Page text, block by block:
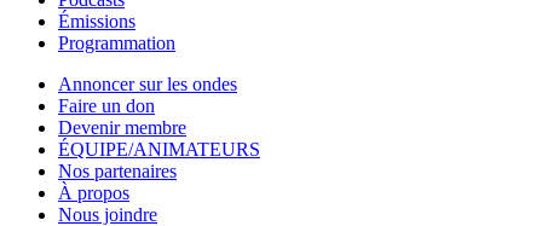
Émissions
Programmation
Annoncer sur les ondes
Faire un don
Devenir membre
ÉQUIPE/ANIMATEURS
Nos partenaires
À propos
Nous joindre